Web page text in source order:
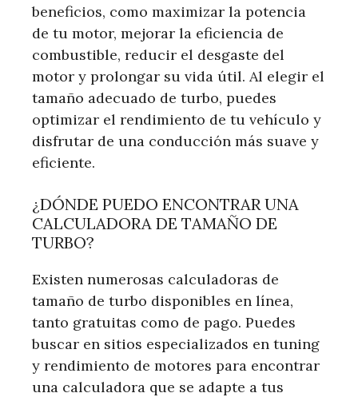
beneficios, como maximizar la potencia
de tu motor, mejorar la eficiencia de
combustible, reducir el desgaste del
motor y prolongar su vida útil. Al elegir el
tamaño adecuado de turbo, puedes
optimizar el rendimiento de tu vehículo y
disfrutar de una conducción más suave y
eficiente.
¿DÓNDE PUEDO ENCONTRAR UNA
CALCULADORA DE TAMAÑO DE
TURBO?
Existen numerosas calculadoras de
tamaño de turbo disponibles en línea,
tanto gratuitas como de pago. Puedes
buscar en sitios especializados en tuning
y rendimiento de motores para encontrar
una calculadora que se adapte a tus